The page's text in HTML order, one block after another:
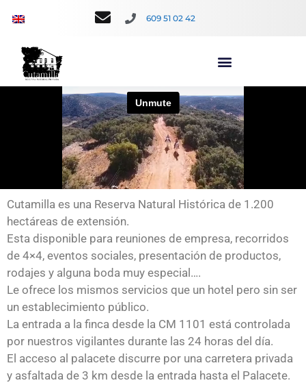
609 51 02 42
Cutamilla es una Reserva Natural Histórica de 1.200
hectáreas de extensión.
Esta disponible para reuniones de empresa, recorridos
de 4×4, eventos sociales, presentación de productos,
rodajes y alguna boda muy especial….
Le ofrece los mismos servicios que un hotel pero sin ser
un establecimiento público.
La entrada a la finca desde la CM 1101 está controlada
por nuestros vigilantes durante las 24 horas del día.
El acceso al palacete discurre por una carretera privada
y asfaltada de 3 km desde la entrada hasta el Palacete.